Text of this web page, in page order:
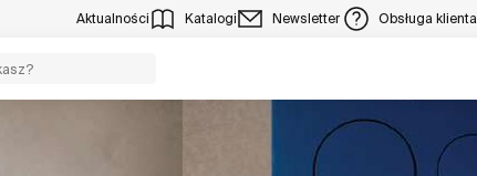
Aktualności Katalogi Newsletter Obsługa klienta